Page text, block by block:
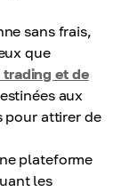
sans frais,
que
trading et de
aux
pour attirer de
plateforme
les